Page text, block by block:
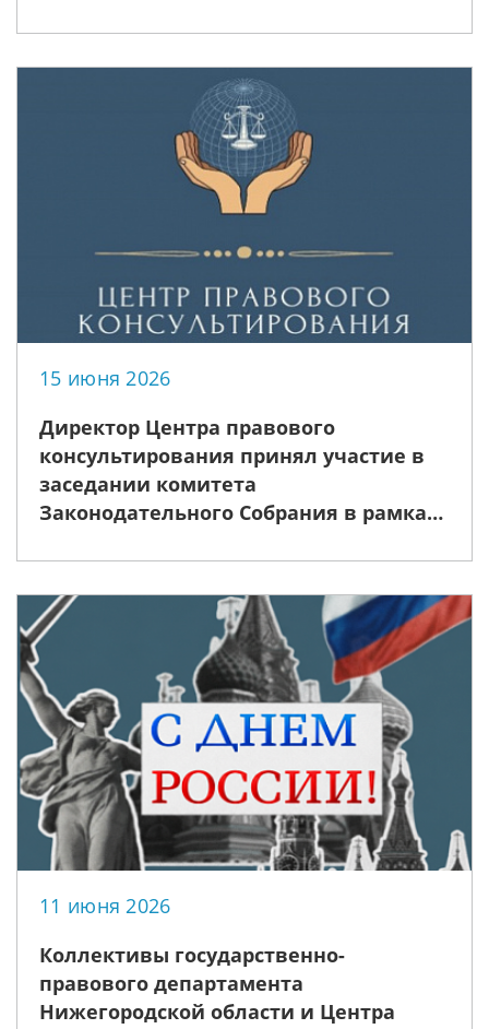
«Обзор актуальных изменений в
российском законодательстве»
15 июня 2026
Директор Центра правового
консультирования принял участие в
заседании комитета
Законодательного Собрания в рамках
правовому просвещению
11 июня 2026
Коллективы государственно-
правового департамента
Нижегородской области и Центра